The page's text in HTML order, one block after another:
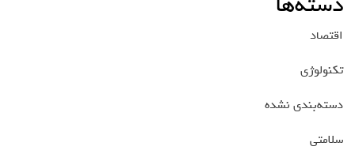
اقتصاد
تکنولوژی
دسته‌بندی نشده
سلامتی